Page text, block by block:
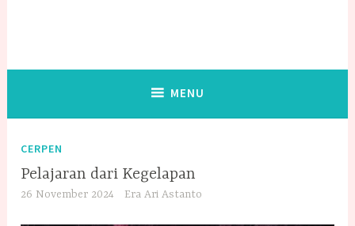
MENU
CERPEN
Pelajaran dari Kegelapan
26 November 2024 Era Ari Astanto